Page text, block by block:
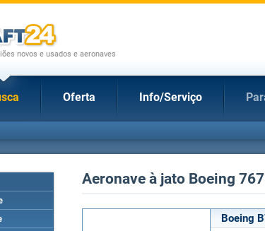
novos e usados e aeronaves
Oferta Info/Serviço
Aeronave à jato Boeing
Boeing